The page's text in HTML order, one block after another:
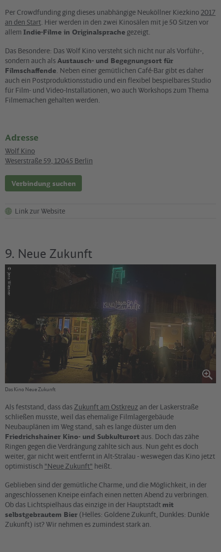
Per Crowdfunding ging dieses unabhängige Neuköllner Kiezkino 2017
an den Start . Hier werden in den zwei Kinosälen mit je 50 Sitzen vor
allem Indie-Filme in Originalsprache gezeigt.
Das Besondere: Das Wolf Kino versteht sich nicht nur als Vorführ-,
sondern auch als Austausch- und Begegnungsort für
Filmschaffende . Neben einer gemütlichen Café-Bar gibt es daher
auch ein Postproduktionsstudio und ein flexibel bespielbares Studio
für Film- und Video-Installationen, wo auch Workshops zum Thema
Filmemachen gehalten werden.
Adresse
Wolf Kino
Weserstraße 59 12045 Berlin
Verbindung suchen
Link zur Website
9. Neue Zukunft
©
Jens Wiesner
Das Kino Neue Zukunft
Als feststand, dass das Zukunft am Ostkreuz an der Laskerstraße
schließen musste, weil das ehemalige Filmlagergebäude
Neubauplänen im Weg stand, sah es lange düster um den
Friedrichshainer Kino- und Subkulturortaus. Doch das zähe
Ringen gegen die Verdrängung zahlte sich aus. Nun geht es doch
weiter, gar nicht weit entfernt in Alt-Stralau - weswegen das Kino jetzt
optimistisch "Neue Zukunft" heißt.
Geblieben sind der gemütliche Charme, und die Möglichkeit, in der
angeschlossenen Kneipe einfach einen netten Abend zu verbringen.
Ob das Lichtspielhaus das einzige in der Hauptstadt mit
selbstgebrautem Bier (Helles: Goldene Zukunft, Dunkles: Dunkle
Zukunft) ist? Wir nehmen es zumindest stark an.